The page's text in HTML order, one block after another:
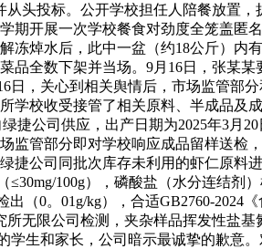
头投标。公开学校担任人陪餐放置
开展一次学校餐食对劲度全笼盖匿
焯水后，此中一盆（约18公斤）内
全数下架并当场。9月16日，张某
，关心到相关舆情后，市场监管部
校收受接管了相关原料、半成品及
公司供应，出产日期为2025年3月
管部分即对学校响应成品留样送检
公司同批次库存未利用的虾仁原料
100g），磷酸盐（水分连结剂
（0。01g/kg），合适GB2760-2024
限公司检测，夹杂样品挥发性盐基
生和家长，公司暗示最诚挚的歉意